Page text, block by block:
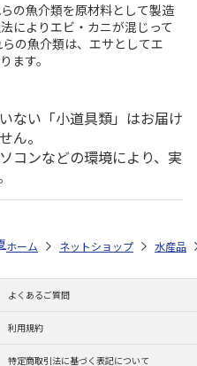
の魚介類を原材料として製造
によりエビ・カニが混じって
の魚介類は、エサとしてエ
ます。
ない「小道具類」はお届け
ん。
コンなどの環境により、実
ギフト特集 2026 ゆうゆうギフト
ホーム ネットショップ 水産品
よくあるご質問
利用規約
特定商取引法に基づく表記について